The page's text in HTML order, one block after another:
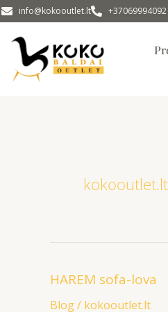
Pereiti
turinio
info@kokooutlet.lt +37069994092
kokooutlet.lt
HAREM sofa-lova
Blog/ kokooutlet.lt
HAREM
sofa-